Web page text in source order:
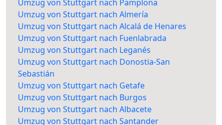
Umzug von Stuttgart nach Pamplona
Umzug von Stuttgart nach Almería
Umzug von Stuttgart nach Alcalá de Henares
Umzug von Stuttgart nach Fuenlabrada
Umzug von Stuttgart nach Leganés
Umzug von Stuttgart nach Donostia-San
Sebastián
Umzug von Stuttgart nach Getafe
Umzug von Stuttgart nach Burgos
Umzug von Stuttgart nach Albacete
Umzug von Stuttgart nach Santander